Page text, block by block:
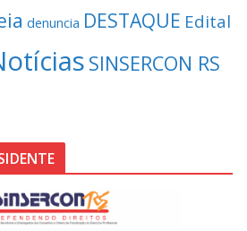
denuncia DESTAQUE Edital
SINSERCON RS